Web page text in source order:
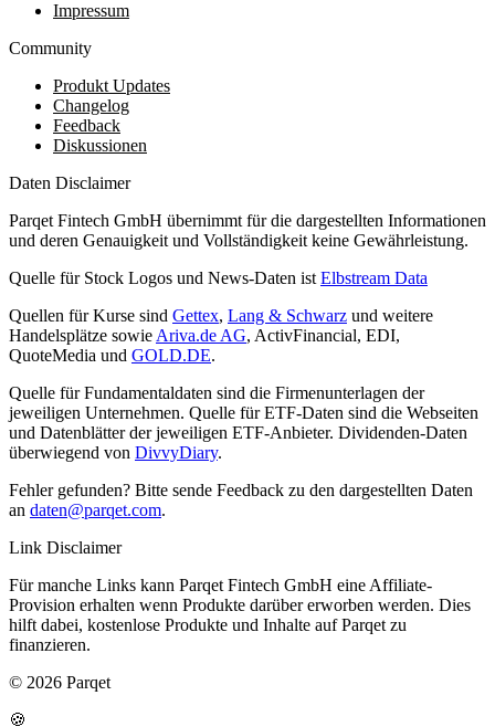
Impressum
Community
Produkt Updates
Changelog
Feedback
Diskussionen
Daten Disclaimer
Parqet Fintech GmbH übernimmt für die dargestellten Informationen
und deren Genauigkeit und Vollständigkeit keine Gewährleistung.
Quelle für Stock Logos und News-Daten ist Elbstream Data
Quellen für Kurse sind Gettex, Lang & Schwarz und weitere
Handelsplätze sowie Ariva.de AG, ActivFinancial, EDI,
QuoteMedia und GOLD.DE.
Quelle für Fundamentaldaten sind die Firmenunterlagen der
jeweiligen Unternehmen. Quelle für ETF-Daten sind die Webseiten
und Datenblätter der jeweiligen ETF-Anbieter. Dividenden-Daten
überwiegend von DivvyDiary.
Fehler gefunden? Bitte sende Feedback zu den dargestellten Daten
an daten@parqet.com.
Link Disclaimer
Für manche Links kann Parqet Fintech GmbH eine Affiliate-
Provision erhalten wenn Produkte darüber erworben werden. Dies
hilft dabei, kostenlose Produkte und Inhalte auf Parqet zu
finanzieren.
© 2026 Parqet
🍪